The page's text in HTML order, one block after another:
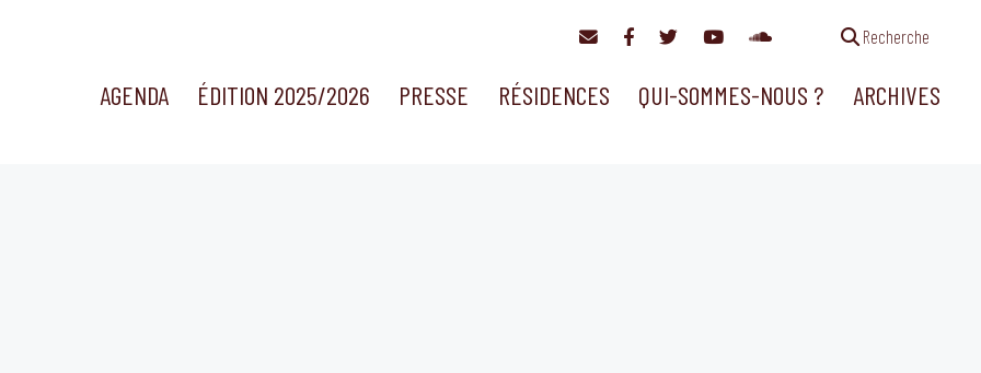
Recherche
AGENDA ÉDITION 2025/2026 PRESSE RÉSIDENCES QUI-SOMMES-NOUS ? ARCHIVES